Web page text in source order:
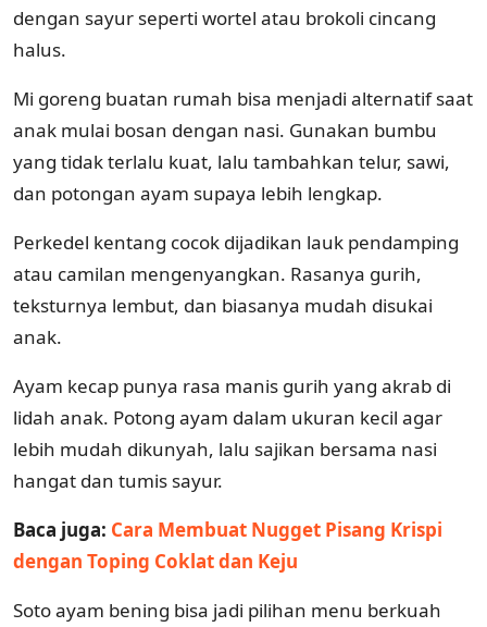
dengan sayur seperti wortel atau brokoli cincang
halus.
Mi goreng buatan rumah bisa menjadi alternatif saat
anak mulai bosan dengan nasi. Gunakan bumbu
yang tidak terlalu kuat, lalu tambahkan telur, sawi,
dan potongan ayam supaya lebih lengkap.
Perkedel kentang cocok dijadikan lauk pendamping
atau camilan mengenyangkan. Rasanya gurih,
teksturnya lembut, dan biasanya mudah disukai
anak.
Ayam kecap punya rasa manis gurih yang akrab di
lidah anak. Potong ayam dalam ukuran kecil agar
lebih mudah dikunyah, lalu sajikan bersama nasi
hangat dan tumis sayur.
Baca juga: Cara Membuat Nugget Pisang Krispi
dengan Toping Coklat dan Keju
Soto ayam bening bisa jadi pilihan menu berkuah